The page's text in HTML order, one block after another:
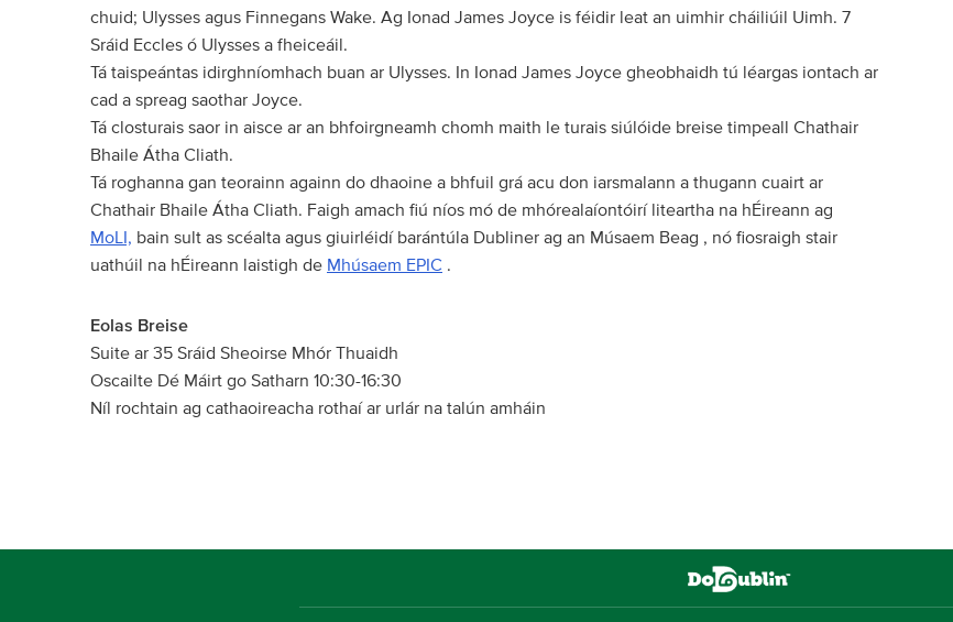
chuid; Ulysses agus Finnegans Wake. Ag Ionad James Joyce is féidir leat an uimhir cháiliúil Uimh. 7
Sráid Eccles ó Ulysses a fheiceáil.
Tá taispeántas idirghníomhach buan ar Ulysses. In Ionad James Joyce gheobhaidh tú léargas iontach ar
cad a spreag saothar Joyce.
Tá closturais saor in aisce ar an bhfoirgneamh chomh maith le turais siúlóide breise timpeall Chathair
Bhaile Átha Cliath.
Tá roghanna gan teorainn againn do dhaoine a bhfuil grá acu don iarsmalann a thugann cuairt ar
Chathair Bhaile Átha Cliath. Faigh amach fiú níos mó de mhórealaíontóirí liteartha na hÉireann ag
MoLI, bain sult as scéalta agus giuirléidí barántúla Dubliner ag an Músaem Beag , nó fiosraigh stair
uathúil na hÉireann laistigh de Mhúsaem EPIC .
Eolas Breise
Suite ar 35 Sráid Sheoirse Mhór Thuaidh
Oscailte Dé Máirt go Satharn 10:30-16:30
Níl rochtain ag cathaoireacha rothaí ar urlár na talún amháin